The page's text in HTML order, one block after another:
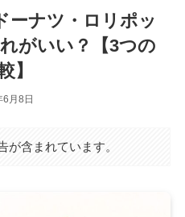
ーナツ・ロリポッ
がいい？【3つの
】
月8日
が含まれています。